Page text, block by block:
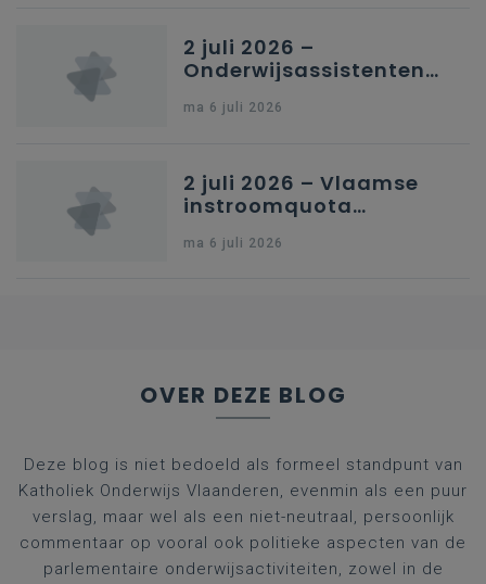
2 juli 2026 –
Onderwijsassistenten
kleuteronderwijs
ma 6 juli 2026
2 juli 2026 – Vlaamse
instroomquota
federale RIZIV-
ma 6 juli 2026
OVER DEZE BLOG
Deze blog is niet bedoeld als formeel standpunt van
Katholiek Onderwijs Vlaanderen, evenmin als een puur
verslag, maar wel als een niet-neutraal, persoonlijk
commentaar op vooral ook politieke aspecten van de
parlementaire onderwijsactiviteiten, zowel in de